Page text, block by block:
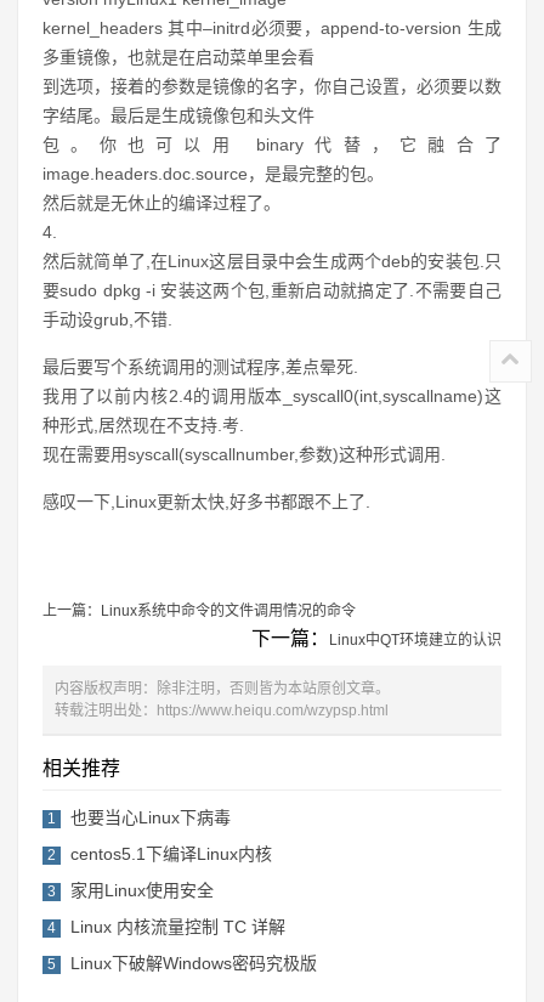
kernel_headers 其中–initrd必须要，append-to-version 生成
多重镜像，也就是在启动菜单里会看
到选项，接着的参数是镜像的名字，你自己设置，必须要以数
字结尾。最后是生成镜像包和头文件
包。你也可以用 binary代替，它融合了
image.headers.doc.source，是最完整的包。
然后就是无休止的编译过程了。
4.
然后就简单了,在Linux这层目录中会生成两个deb的安装包.只
要sudo dpkg -i 安装这两个包,重新启动就搞定了.不需要自己
手动设grub,不错.
最后要写个系统调用的测试程序,差点晕死.
我用了以前内核2.4的调用版本_syscall0(int,syscallname)这
种形式,居然现在不支持.考.
现在需要用syscall(syscallnumber,参数)这种形式调用.
感叹一下,Linux更新太快,好多书都跟不上了.
上一篇： Linux系统中命令的文件调用情况的命令
下一篇： Linux中QT环境建立的认识
内容版权声明：除非注明，否则皆为本站原创文章。
转载注明出处：
https://www.heiqu.com/wzypsp.html
相关推荐
1 也要当心Linux下病毒
2 centos5.1下编译Linux内核
3 家用Linux使用安全
4 Linux 内核流量控制 TC 详解
5 Linux下破解Windows密码究极版